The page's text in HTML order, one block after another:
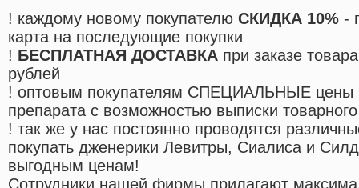
! каждому новому покупателю СКИДКА 10% -
карта на последующие покупки
! БЕСПЛАТНАЯ ДОСТАВКА при заказе
рублей
! оптовым покупателям СПЕЦИАЛЬНЫЕ цены
препарата с возможностью выписки
! так же у нас постоянно проводятся
покупать дженерики Левитры, Сиалиса и
выгодным ценам!
Cотрудники нашей фирмы прилагают